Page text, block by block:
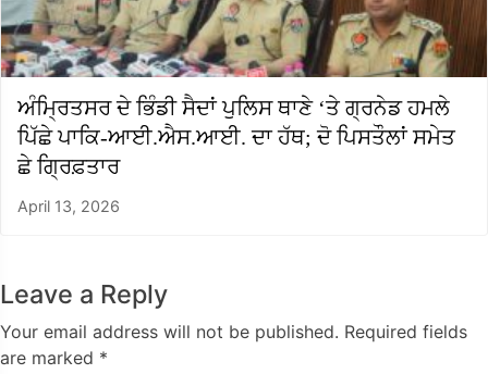
ਅੰਮ੍ਰਿਤਸਰ ਦੇ ਭਿੰਡੀ ਸੈਦਾਂ ਪੁਲਿਸ ਥਾਣੇ ‘ਤੇ ਗ੍ਰਨੇਡ ਹਮਲੇ
ਪਿੱਛੇ ਪਾਕਿ-ਆਈ.ਐਸ.ਆਈ. ਦਾ ਹੱਥ; ਦੋ ਪਿਸਤੌਲਾਂ ਸਮੇਤ
ਛੇ ਗ੍ਰਿਫ਼ਤਾਰ
April 13, 2026
Leave a Reply
Your email address will not be published. Required fields
are marked *